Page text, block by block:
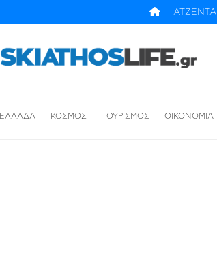
ΑΤΖΕΝΤΑ
ΕΛΛΑΔΑ ΚΟΣΜΟΣ ΤΟΥΡΙΣΜΟΣ ΟΙΚΟΝΟΜΙΑ